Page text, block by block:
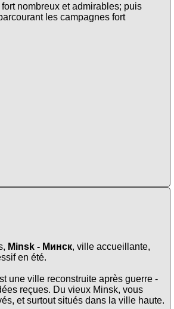
nombreux et admirables; puis
les campagnes fort
Minsk - Минск, ville accueillante,
en été.
une ville reconstruite après guerre -
reçues. Du vieux Minsk, vous
et surtout situés dans la ville haute.